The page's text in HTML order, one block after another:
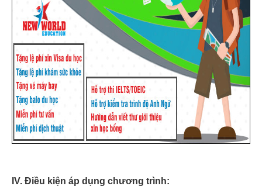
IV. Điều kiện áp dụng chương trình: